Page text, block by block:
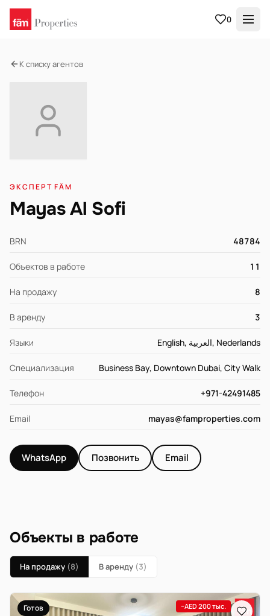
0
К списку агентов
ЭКСПЕРТ FÄM
Mayas Al Sofi
BRN 48784
Объектов в работе 11
На продажу 8
В аренду 3
Языки English, العربية, Nederlands
Специализация Business Bay, Downtown Dubai, City Walk
Телефон +971-42491485
Email mayas@famproperties.com
WhatsApp Позвонить Email
Объекты в работе
На продажу (8) В аренду (3)
Готов −AED 200 тыс.